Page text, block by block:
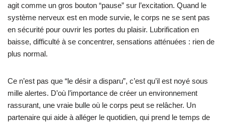
agit comme un gros bouton “pause” sur l’excitation. Quand le
système nerveux est en mode survie, le corps ne se sent pas
en sécurité pour ouvrir les portes du plaisir. Lubrification en
baisse, difficulté à se concentrer, sensations atténuées : rien de
plus normal.
Ce n’est pas que “le désir a disparu”, c’est qu’il est noyé sous
mille alertes. D’où l’importance de créer un environnement
rassurant, une vraie bulle où le corps peut se relâcher. Un
partenaire qui aide à alléger le quotidien, qui prend le temps de